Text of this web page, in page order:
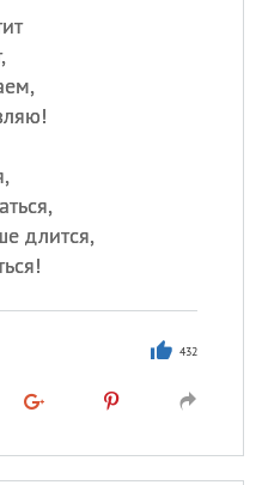
длится,
432